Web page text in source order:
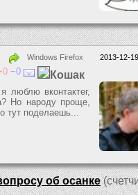
2013-12-
Windows Firefox
0 0 Кошак
люблю вконтактег,
Но народу проще,
тут поделаешь...
об осанке